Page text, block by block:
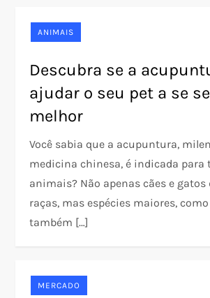
ANIMAIS
Descubra se a
ajudar o seu pet a se
melhor
Você sabia que a acupuntura,
medicina chinesa, é indicada para
animais? Não apenas cães e
raças, mas espécies maiores,
também […]
MERCADO